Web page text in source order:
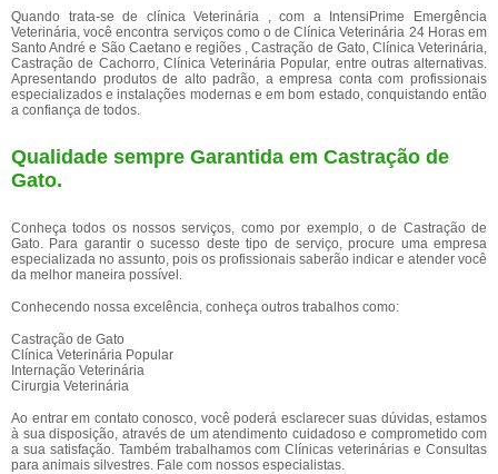
Quando trata-se de clínica Veterinária , com a IntensiPrime Emergência
Veterinária, você encontra serviços como o de Clínica Veterinária 24 Horas em
Santo André e São Caetano e regiões , Castração de Gato, Clínica Veterinária,
Castração de Cachorro, Clínica Veterinária Popular, entre outras alternativas.
Apresentando produtos de alto padrão, a empresa conta com profissionais
especializados e instalações modernas e em bom estado, conquistando então
a confiança de todos.
Qualidade sempre Garantida em Castração de
Gato.
Conheça todos os nossos serviços, como por exemplo, o de Castração de
Gato. Para garantir o sucesso deste tipo de serviço, procure uma empresa
especializada no assunto, pois os profissionais saberão indicar e atender você
da melhor maneira possível.
Conhecendo nossa excelência, conheça outros trabalhos como:
Castração de Gato
Clínica Veterinária Popular
Internação Veterinária
Cirurgia Veterinária
Ao entrar em contato conosco, você poderá esclarecer suas dúvidas, estamos
à sua disposição, através de um atendimento cuidadoso e comprometido com
a sua satisfação. Também trabalhamos com Clínicas veterinárias e Consultas
para animais silvestres. Fale com nossos especialistas.